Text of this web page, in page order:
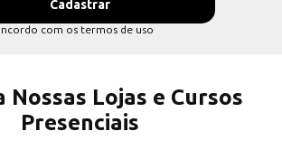
com os termos de uso
Nossas Lojas e Cursos
Presenciais